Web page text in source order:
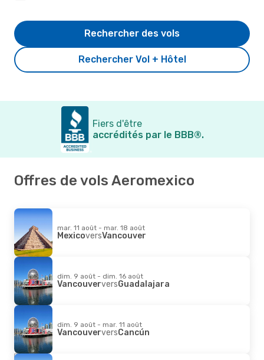
Rechercher Vol + Hôtel
Rechercher des vols
Fiers d'être
accrédités par le BBB®.
Offres de vols Aeromexico
mar. 11 août - mar. 18 août
MexicoversVancouver
dim. 9 août - dim. 16 août
VancouverversGuadalajara
dim. 9 août - mar. 11 août
VancouverversCancún